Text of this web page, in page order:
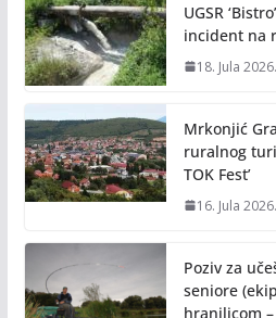
UGSR
incident na
18. Jula 2026.
Mrkonjić
ruralnog
TOK Fest’
16. Jula 2026.
Poziv za
seniore
hranilicom